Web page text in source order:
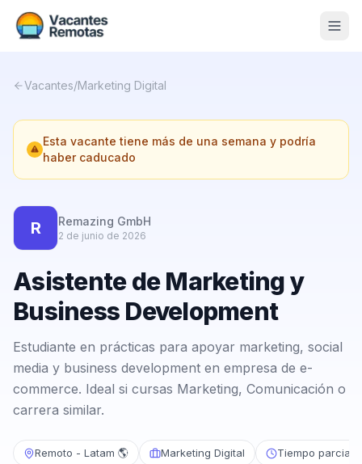
Nosotros
Contacto
Calculadora Freelance
Vacantes/Marketing Digital
Esta vacante tiene más de una semana y podría
haber caducado
R Remazing GmbH
2 de junio de 2026
Asistente de Marketing y
Business Development
Estudiante en prácticas para apoyar marketing, social
media y business development en empresa de e-
commerce. Ideal si cursas Marketing, Comunicación o
carrera similar.
Remoto - Latam 🌎 Marketing Digital Tiempo parcial